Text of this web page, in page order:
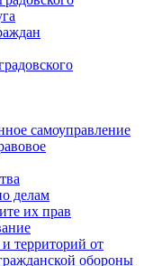
самоуправление
делам
их прав
территорий от
обороны